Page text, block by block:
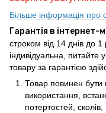
Більше інформація про
Гарантія в інтернет-
строком від 14 днів до
індивідуальна,
товару за гарантією
Товар повинен бути
використання,
потертостей, сколів,